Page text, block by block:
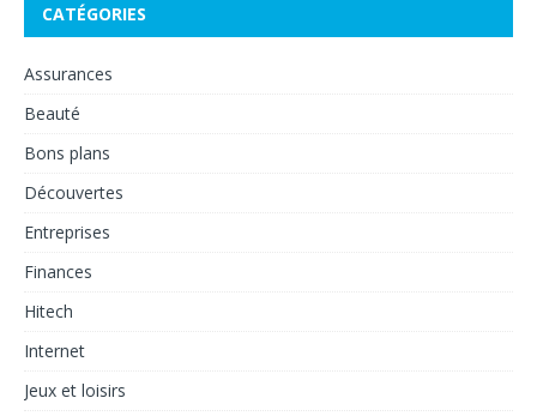
CATÉGORIES
Assurances
Beauté
Bons plans
Découvertes
Entreprises
Finances
Hitech
Internet
Jeux et loisirs